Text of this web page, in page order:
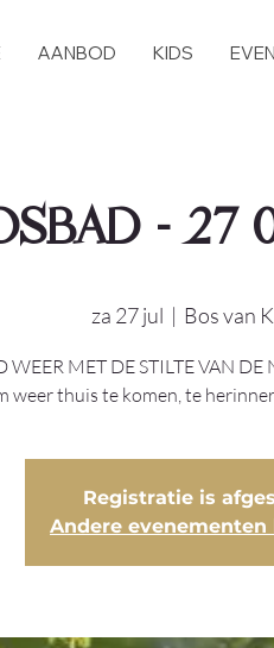
AANBOD KIDS
- 27
za 27 jul
  |
Bos van
WEER MET DE STILTE VAN DE
weer thuis te komen, te
Registratie is
Andere